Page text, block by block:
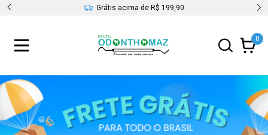
Grátis acima de R$ 199,90
0